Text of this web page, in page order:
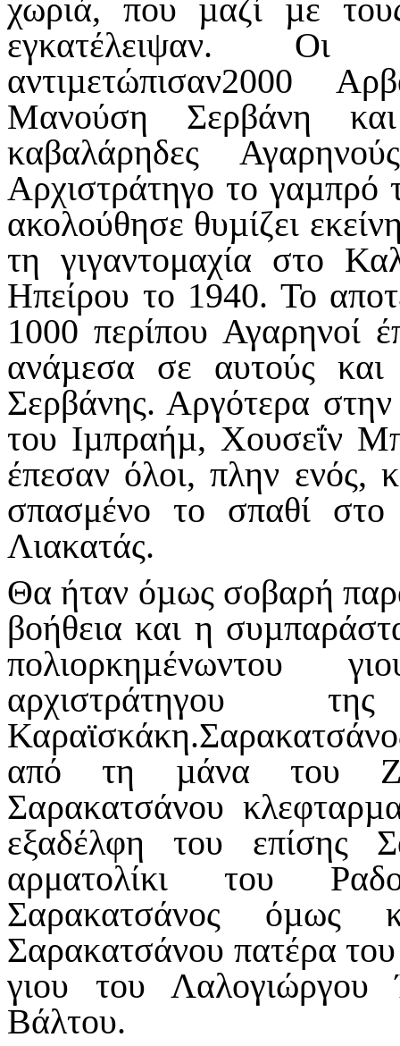
χωριά, που µαζί µε
εγκατέλειψαν. Οι
αντιµετώπισαν2000
Μανούση Σερβάνη
καβαλάρηδες
Αρχιστράτηγο το
ακολούθησε θυµίζει
τη γιγαντομαχία στο
Ηπείρου το 1940. Το
1000 περίπου Αγαρηνοί
ανάµεσα σε αυτούς
Σερβάνης. Αργότερα
του Ιµπραήµ, Χουσεΐν
έπεσαν όλοι, πλην ενός,
σπασμένο το σπαθί
Λιακατάς.
Θα ήταν όµως σοβαρή
βοήθεια και η
πολιορκηµένωντου
αρχιστράτηγου
από τη µάνα του
Σαρακατσάνου
εξαδέλφη του επίσης
αρματολίκι του
Σαρακατσάνος
Σαρακατσάνου πατέρα
γιου του
Βάλτου.